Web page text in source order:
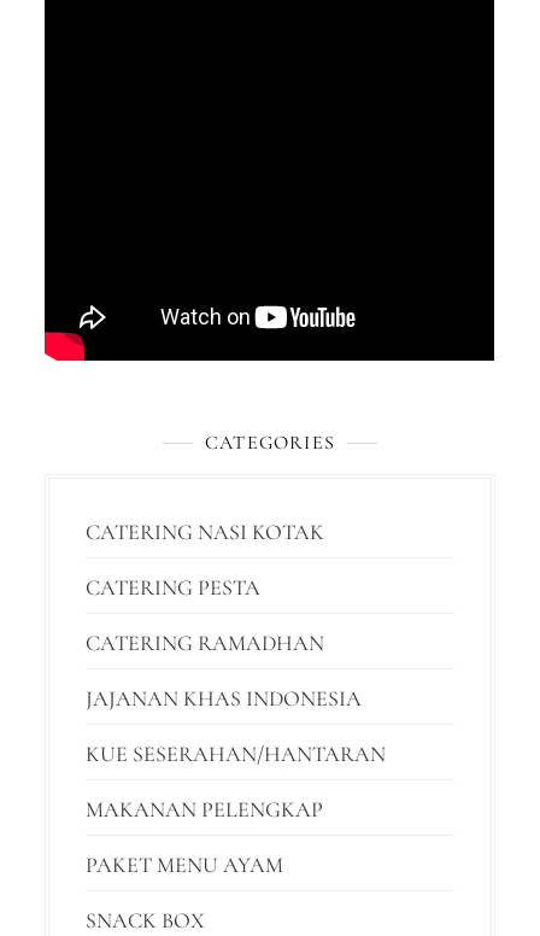
CATEGORIES
CATERING NASI KOTAK
CATERING PESTA
CATERING RAMADHAN
JAJANAN KHAS INDONESIA
KUE SESERAHAN/HANTARAN
MAKANAN PELENGKAP
PAKET MENU AYAM
SNACK BOX